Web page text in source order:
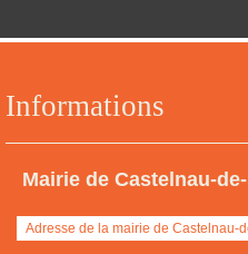
Informations
Mairie de Castelnau-
Adresse de la mairie de Castelnau-